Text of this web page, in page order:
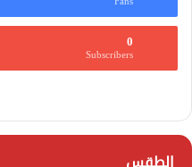
0
Subscribers